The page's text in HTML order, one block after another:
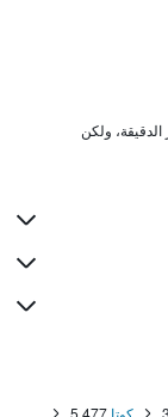
كوتا 5,477